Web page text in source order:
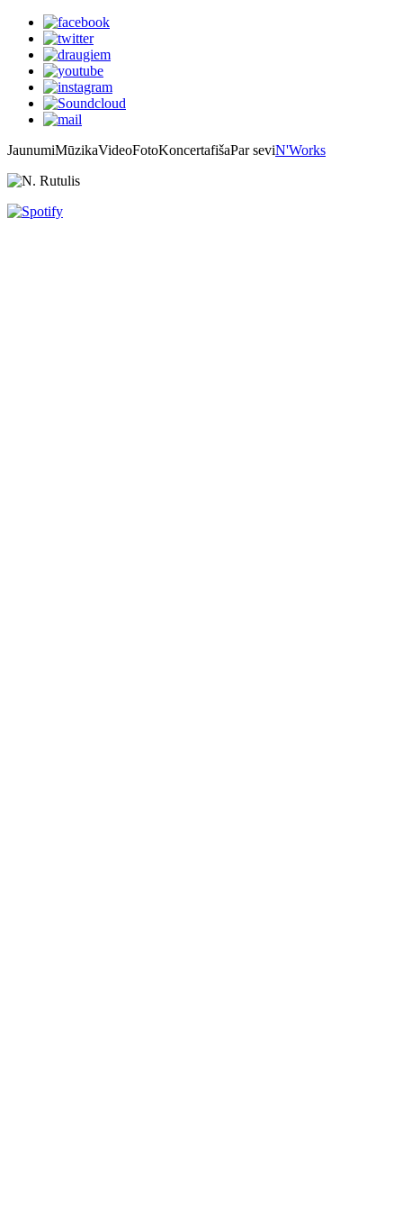
JaunumiMūzikaVideoFotoKoncertafišaPar seviN'Works